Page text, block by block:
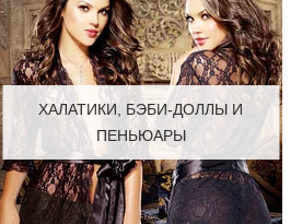
ХАЛАТИКИ, БЭБИ-ДОЛЛЫ И
ПЕНЬЮАРЫ